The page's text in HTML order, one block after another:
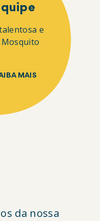
e
Mosquito
MAIS
da nossa